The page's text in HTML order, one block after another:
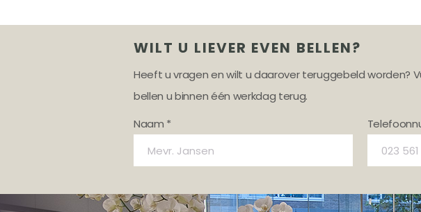
WILT U LIEVER EVEN BELLEN?
Heeft u vragen en wilt u daarover teruggebeld worden?
bellen u binnen één werkdag terug.
Naam *